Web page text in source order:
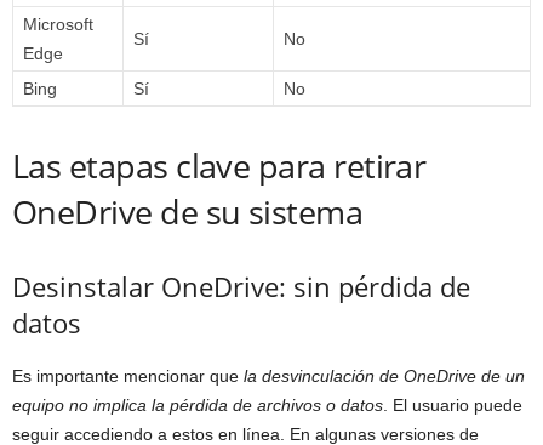
Microsoft
Edge
Sí No
Bing Sí No
Las etapas clave para retirar
OneDrive de su sistema
Desinstalar OneDrive: sin pérdida de
datos
Es importante mencionar que la desvinculación de OneDrive de un
equipo no implica la pérdida de archivos o datos . El usuario puede
seguir accediendo a estos en línea. En algunas versiones de